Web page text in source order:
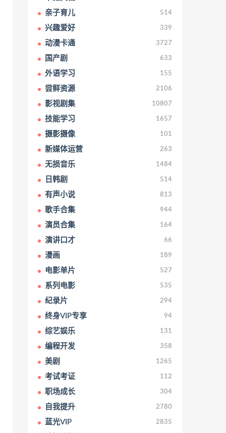
亲子育儿 514
兴趣爱好 339
动漫卡通 3727
国产剧 633
外语学习 155
尝鲜资源 2106
影视剧集 10807
技能学习 1657
摄影摄像 101
新媒体运营 263
无损音乐 1484
日韩剧 514
有声小说 813
歌手合集 944
演员合集 164
演讲口才 66
漫画 189
电影单片 527
系列电影 535
纪录片 294
终身VIP专享 94
综艺娱乐 131
编程开发 358
美剧 1265
考试考证 112
职场成长 304
自我提升 2780
蓝光VIP 2835